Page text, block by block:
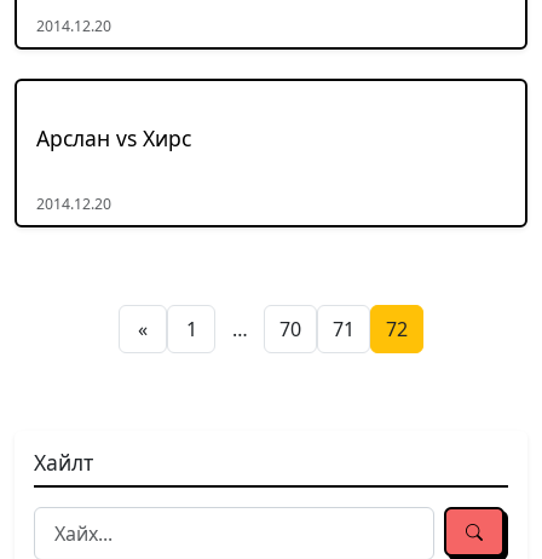
2014.12.20
Арслан vs Хирс
2014.12.20
« 1 … 70 71 72
Хайлт